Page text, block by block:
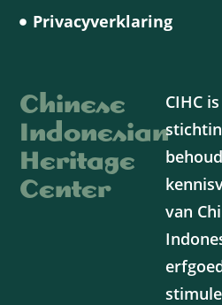
Chinese
Indonesian
Heritage
Center
CIHC
van
Privacyverklaring